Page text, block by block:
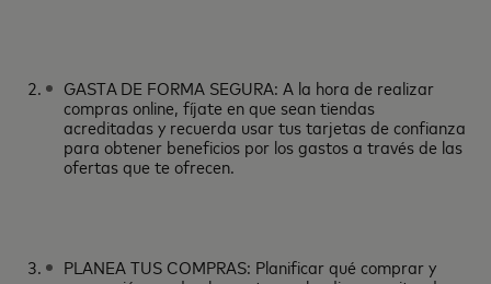
GASTA DE FORMA SEGURA: A la hora de realizar
compras online, fíjate en que sean tiendas
acreditadas y recuerda usar tus tarjetas de confianza
para obtener beneficios por los gastos a través de las
ofertas que te ofrecen.
PLANEA TUS COMPRAS: Planificar qué comprar y